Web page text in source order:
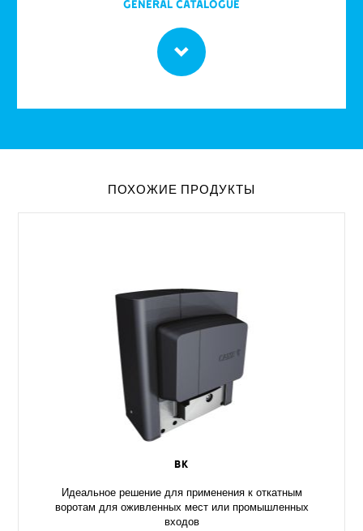
GENERAL CATALOGUE
ПОХОЖИЕ ПРОДУКТЫ
BK
Идеальное решение для применения к откатным
воротам для оживленных мест или промышленных
входов